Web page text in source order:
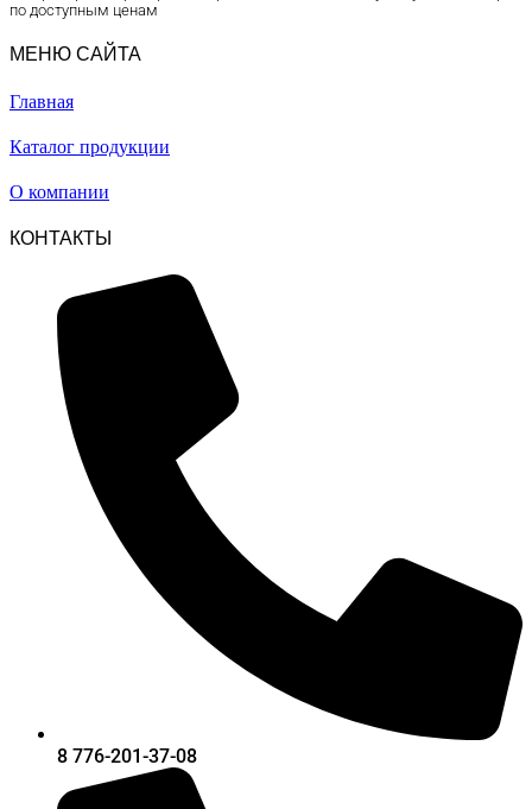
по доступным ценам
МЕНЮ САЙТА
Главная
Каталог продукции
О компании
КОНТАКТЫ
8 776-201-37-08